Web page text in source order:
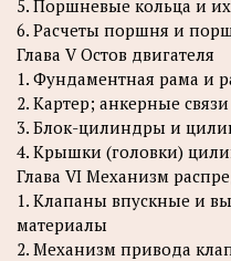
5. Поршневые кольца и
6. Расчеты поршня и
Глава V Остов двигателя
1. Фундаментная рама и
2. Картер; анкерные связи
3. Блок-цилиндры и
4. Крышки (головки)
Глава VI Механизм
1. Клапаны впускные и
материалы
2. Механизм привода